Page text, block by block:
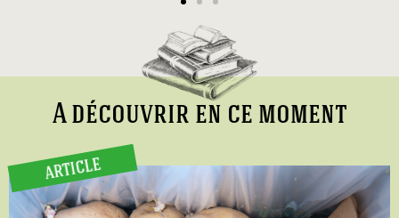
A découvrir en ce moment
ARTICLE